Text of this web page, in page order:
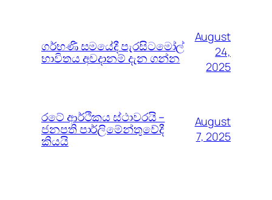
ගර්භණී සමයේදී පැරසිටමෝල්
භාවිතය අවදානම් දැන ගන්න
August
24,
2025
රටේ ආර්ථිකය ස්ථාවරයි –
ජනපති පාර්ලිමේන්තුවේදී
කියයි
August
7, 2025